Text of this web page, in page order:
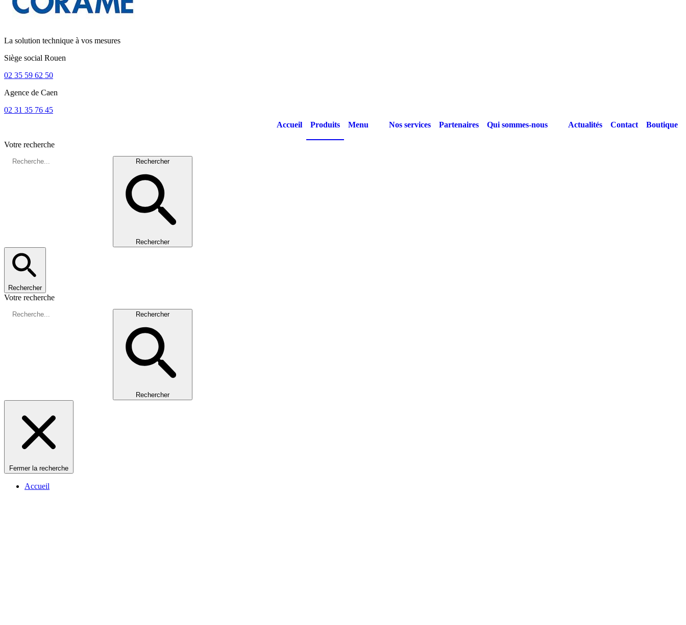
La solution technique à vos mesures
Siège social Rouen
02 35 59 62 50
Agence de Caen
02 31 35 76 45
Accueil
Produits Menu Nos services Partenaires Qui sommes-nous Actualités Contact Boutique
Votre recherche
Rechercher
Rechercher
Rechercher
Votre recherche
Rechercher
Rechercher
Fermer la recherche
Accueil